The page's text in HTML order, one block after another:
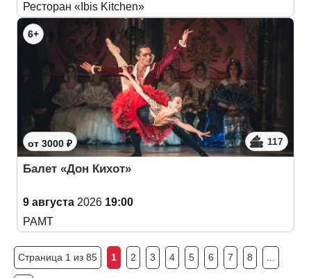
Ресторан «Ibis Kitchen»
6+
от 3000 ₽ 117
Балет «Дон Кихот»
9 августа 2026 19:00
РАМТ
Страница 1 из 85 1 2 3 4 5 6 7 8